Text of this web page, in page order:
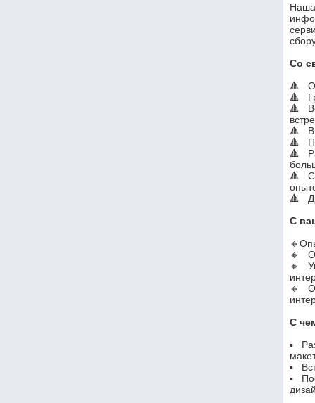
Наша
Со
🔺
🔺
🔺
🔺
🔺
🔺
🔺
🔺
C
🔸
🔸
🔸
С
▪️
▪️
▪️